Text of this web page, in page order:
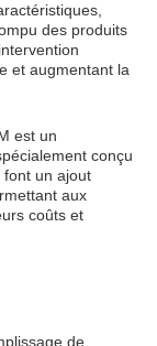
des produits
et augmentant la
est un
conçu
font un ajout
aux
coûts et
de